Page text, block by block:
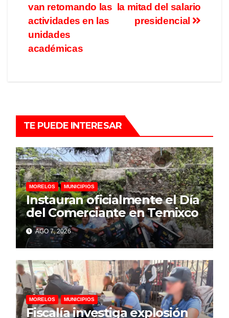
la mitad del salario
presidencial
van retomando las
actividades en las
unidades
académicas
TE PUEDE INTERESAR
MORELOS MUNICIPIOS
Instauran oficialmente el Día
del Comerciante en Temixco
AGO 7, 2026
MORELOS MUNICIPIOS
Fiscalía investiga explosión